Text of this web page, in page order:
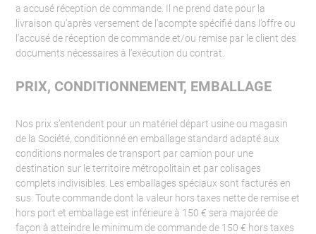
a accusé réception de commande. Il ne prend date pour la
livraison qu’après versement de l’acompte spécifié dans l’offre ou
l’accusé de réception de commande et/ou remise par le client des
documents nécessaires à l’exécution du contrat.
PRIX, CONDITIONNEMENT, EMBALLAGE
Nos prix s’entendent pour un matériel départ usine ou magasin
de la Société, conditionné en emballage standard adapté aux
conditions normales de transport par camion pour une
destination sur le territoire métropolitain et par colisages
complets indivisibles. Les emballages spéciaux sont facturés en
sus. Toute commande dont la valeur hors taxes nette de remise et
hors port et emballage est inférieure à 150 € sera majorée de
façon à atteindre le minimum de commande de 150 € hors taxes